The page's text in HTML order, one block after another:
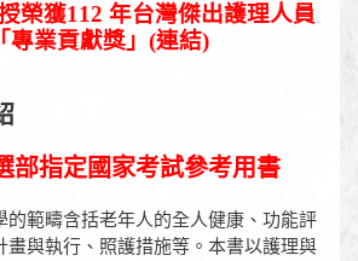
榮獲112 年台灣傑出護理人員
專業貢獻獎」(連結)
部指定國家考試參考用書
的範疇含括老年人的全人健康、功能評
畫與執行、照護措施等。本書以護理與